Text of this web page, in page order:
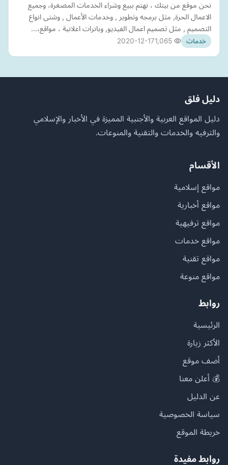
نحن موقع من بيتك ، نهتم ببيع وشراء الخدمات المصغرة، وجميع
الاعمال الحرة, مثل برمجه وتطوير , وخدمات الأعمال , وشتى انواع
التصميم , مثل تصميم اعمال الفيديو, وبانرات اعلانية ، مواقع،…
خدمات 2020-12-17
دليل فلق
دليل المواقع العربية والأجنبية المميزة في الأخبار والإسلامي
والترفيه والخدمات والتقنية والمنوعات.
الأقسام
مواقع إسلامية
مواقع أخبارية
مواقع ترفيهية
مواقع خدمات
مواقع تقنية
مواقع منوعة
روابط
الرئيسية
الأكثر زيارة
أضف موقع
💰 أعلن معنا
عن الدليل
سياسة الخصوصية
خريطة الموقع
روابط مفيدة